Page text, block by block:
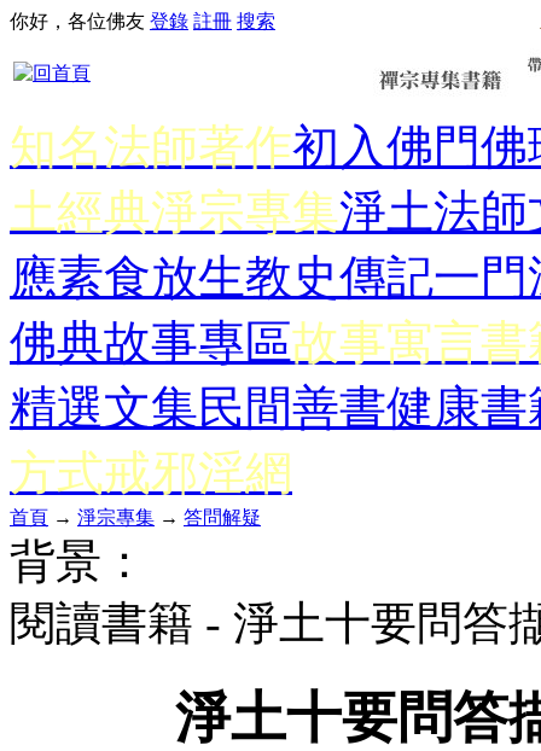
你好，各位佛友 登錄 註冊 搜索
知名法師著作初入佛門佛
土經典淨宗專集淨土法師
應素食放生教史傳記一門
佛典故事專區故事寓言書
精選文集民間善書健康書
方式戒邪淫網
首頁 → 淨宗專集 → 答問解疑
背景：
閱讀書籍 - 淨土十要問
淨土十要問